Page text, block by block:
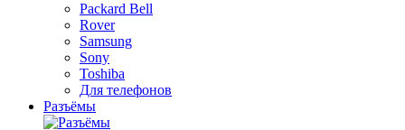
Packard Bell
Rover
Samsung
Sony
Toshiba
Для телефонов
Разъёмы